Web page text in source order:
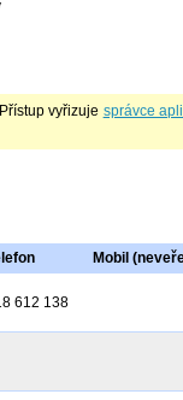
vyřizuje správce
Mobil
612 138